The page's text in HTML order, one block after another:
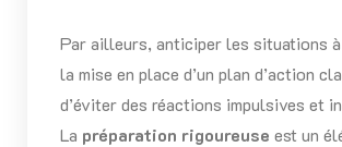
Par ailleurs, anticiper les situations
la mise en place d’un plan d’action
d’éviter des réactions impulsives et
La préparation rigoureuse est un